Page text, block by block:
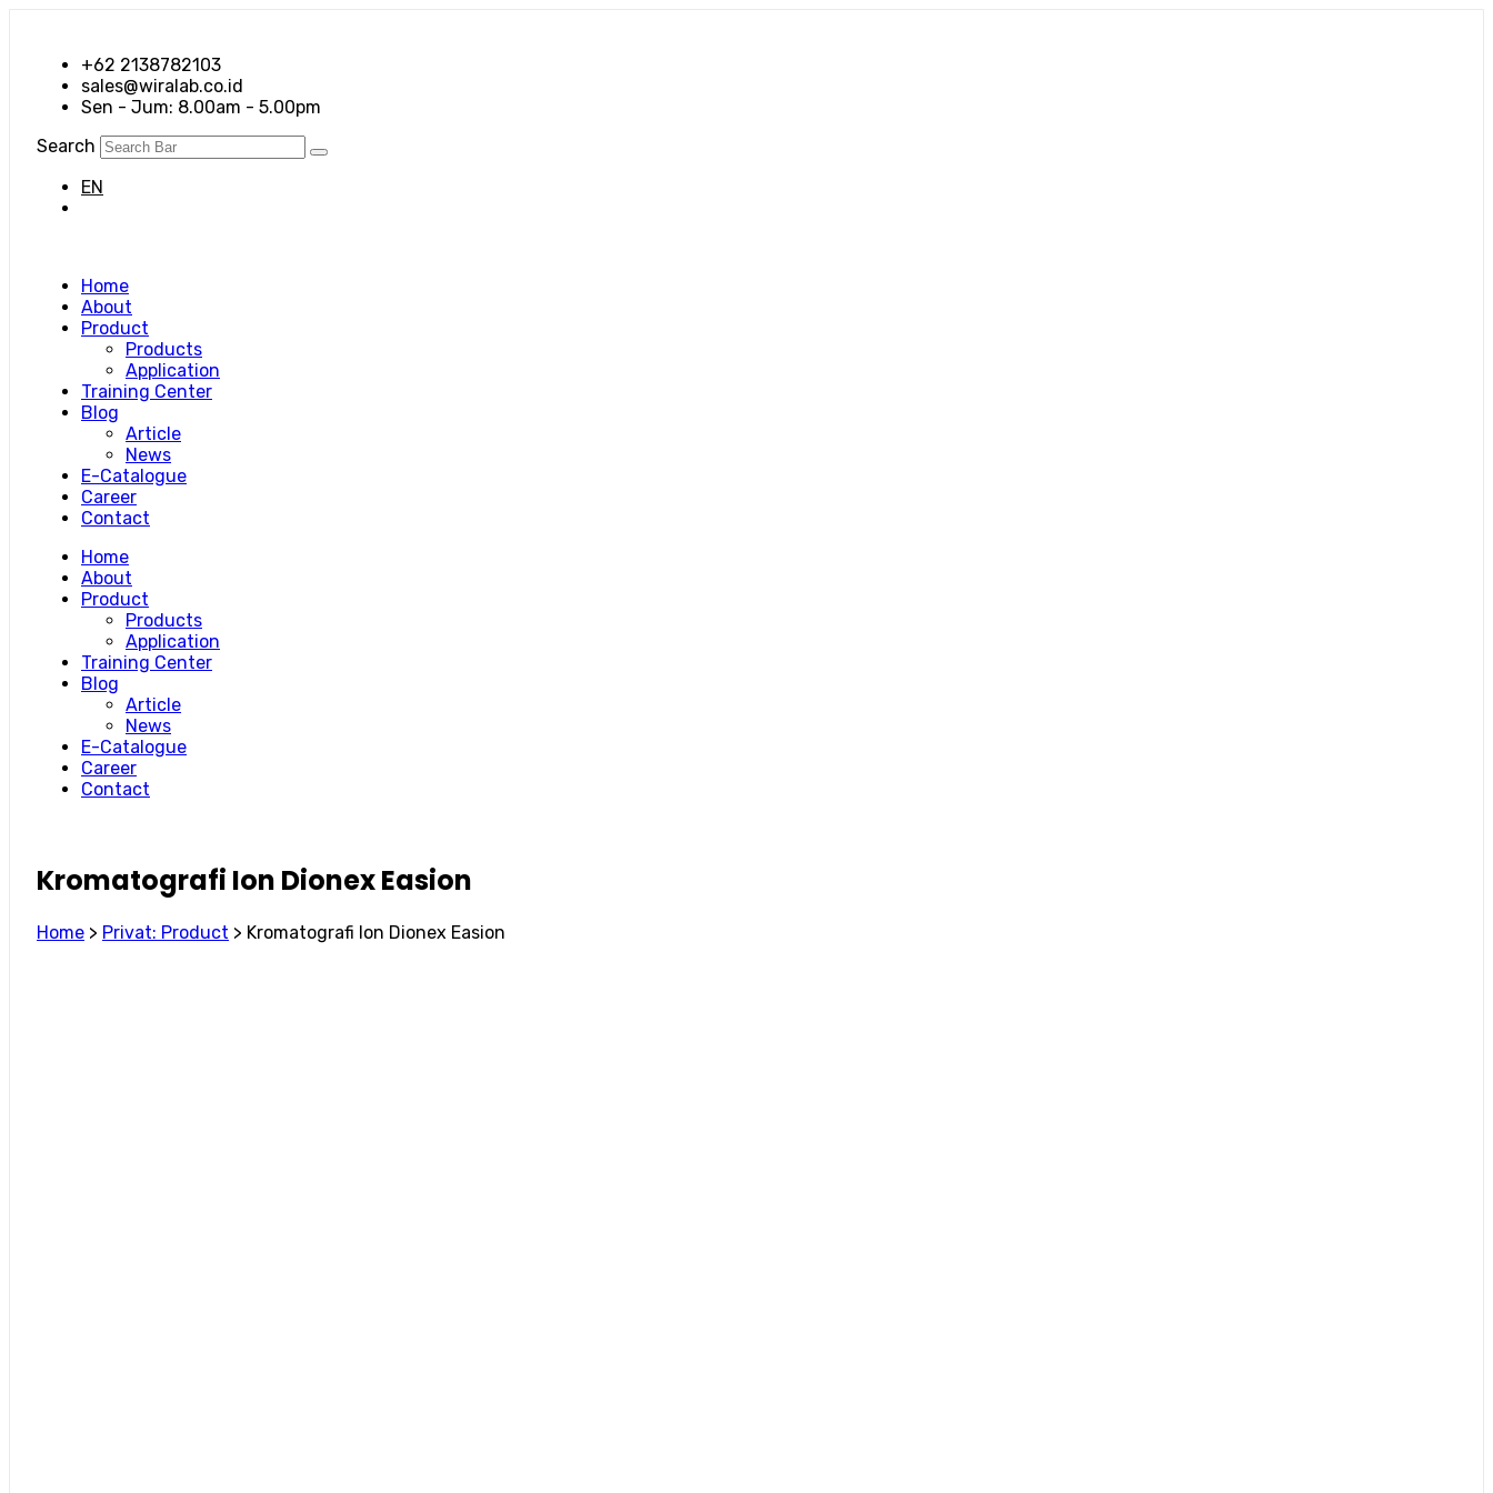
+62 2138782103
sales@wiralab.co.id
Sen - Jum: 8.00am - 5.00pm
Search
EN
Home
About
Product
Products
Application
Training Center
Blog
Article
News
E-Catalogue
Career
Contact
Home
About
Product
Products
Application
Training Center
Blog
Article
News
E-Catalogue
Career
Contact
Kromatografi Ion Dionex Easion
Home > Privat: Product > Kromatografi Ion Dionex Easion